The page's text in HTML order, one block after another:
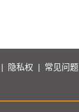
隐私权 常见问题